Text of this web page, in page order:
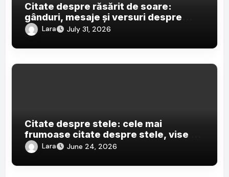
Citate despre răsărit de soare:
gânduri, mesaje și versuri despre
primele raze ale zilei
Lara July 31, 2026
Citate despre stele: cele mai
frumoase citate despre stele, vise și
cerul nopții
Lara June 24, 2026